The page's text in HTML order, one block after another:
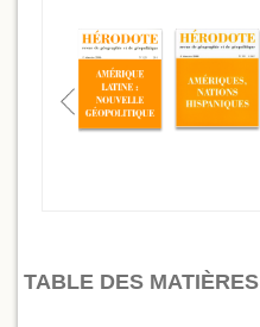
TABLE DES MATIÈRES